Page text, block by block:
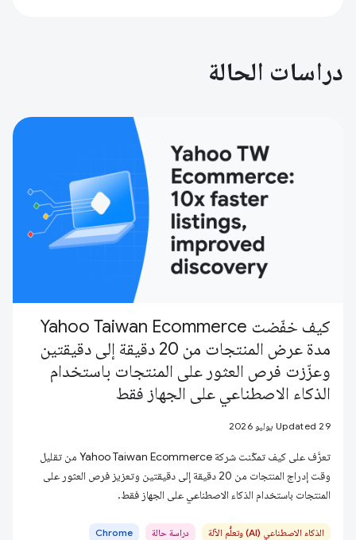
دراسات الحالة
كيف خفّضت Yahoo Taiwan Ecommerce
مدة عرض المنتجات من 20 دقيقة إلى دقيقتين
وعزّزت فرص العثور على المنتجات باستخدام
الذكاء الاصطناعي على الجهاز فقط
Updated 29 يوليو 2026
تعرَّف على كيف تمكّنت شركة Yahoo Taiwan Ecommerce من تقليل
وقت إدراج المنتجات من 20 دقيقة إلى دقيقتين وتعزيز فرص العثور على
المنتجات باستخدام الذكاء الاصطناعي على الجهاز فقط.
الذكاء الاصطناعي (AI) وتعلُّم الآلة دراسة حالة Chrome